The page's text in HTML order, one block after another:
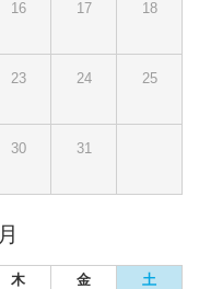
16 17 18
23 24 25
30 31
月
木 金 土